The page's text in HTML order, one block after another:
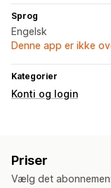
Sprog
Engelsk
Denne app er ikke
Kategorier
Konti og login
Tilpassede felter
Priser
Vælg det